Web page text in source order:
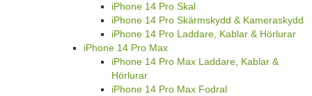
iPhone 14 Pro Skal
iPhone 14 Pro Skärmskydd & Kameraskydd
iPhone 14 Pro Laddare, Kablar & Hörlurar
iPhone 14 Pro Max
iPhone 14 Pro Max Laddare, Kablar &
Hörlurar
iPhone 14 Pro Max Fodral